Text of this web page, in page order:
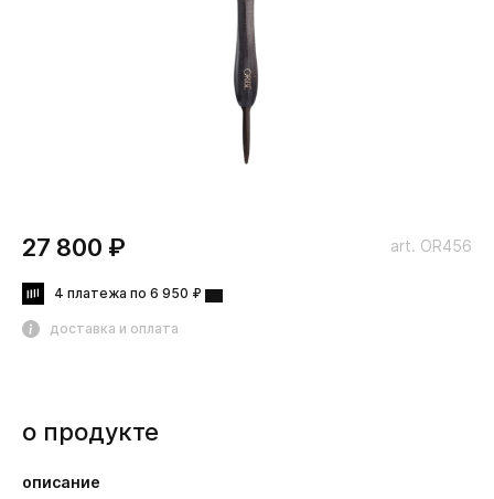
art. OR456
27 800 ₽
4 платежа по 6 950 ₽
доставка и оплата
о продукте
описание